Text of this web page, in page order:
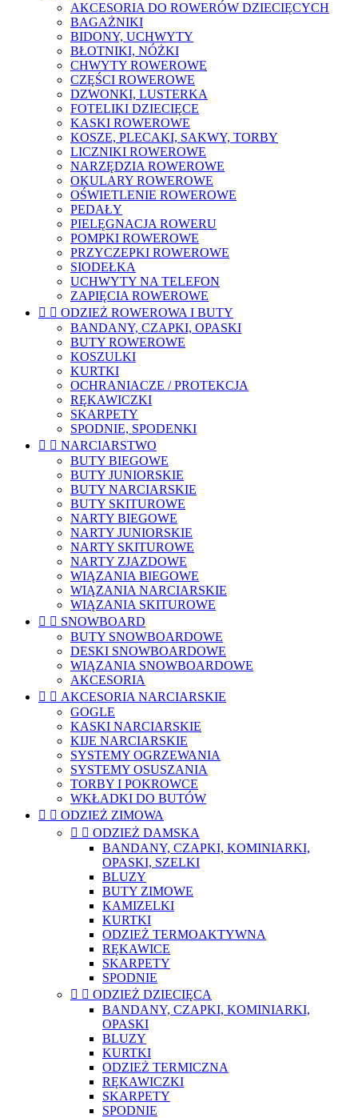
AKCESORIA DO ROWERÓW DZIECIĘCYCH
BAGAŻNIKI
BIDONY, UCHWYTY
BŁOTNIKI, NÓŻKI
CHWYTY ROWEROWE
CZĘŚCI ROWEROWE
DZWONKI, LUSTERKA
FOTELIKI DZIECIĘCE
KASKI ROWEROWE
KOSZE, PLECAKI, SAKWY, TORBY
LICZNIKI ROWEROWE
NARZĘDZIA ROWEROWE
OKULARY ROWEROWE
OŚWIETLENIE ROWEROWE
PEDAŁY
PIELĘGNACJA ROWERU
POMPKI ROWEROWE
PRZYCZEPKI ROWEROWE
SIODEŁKA
UCHWYTY NA TELEFON
ZAPIĘCIA ROWEROWE
  ODZIEŻ ROWEROWA I BUTY
BANDANY, CZAPKI, OPASKI
BUTY ROWEROWE
KOSZULKI
KURTKI
OCHRANIACZE / PROTEKCJA
RĘKAWICZKI
SKARPETY
SPODNIE, SPODENKI
  NARCIARSTWO
BUTY BIEGOWE
BUTY JUNIORSKIE
BUTY NARCIARSKIE
BUTY SKITUROWE
NARTY BIEGOWE
NARTY JUNIORSKIE
NARTY SKITUROWE
NARTY ZJAZDOWE
WIĄZANIA BIEGOWE
WIĄZANIA NARCIARSKIE
WIĄZANIA SKITUROWE
  SNOWBOARD
BUTY SNOWBOARDOWE
DESKI SNOWBOARDOWE
WIĄZANIA SNOWBOARDOWE
AKCESORIA
  AKCESORIA NARCIARSKIE
GOGLE
KASKI NARCIARSKIE
KIJE NARCIARSKIE
SYSTEMY OGRZEWANIA
SYSTEMY OSUSZANIA
TORBY I POKROWCE
WKŁADKI DO BUTÓW
  ODZIEŻ ZIMOWA
  ODZIEŻ DAMSKA
BANDANY, CZAPKI, KOMINIARKI,
OPASKI, SZELKI
BLUZY
BUTY ZIMOWE
KAMIZELKI
KURTKI
ODZIEŻ TERMOAKTYWNA
RĘKAWICE
SKARPETY
SPODNIE
  ODZIEŻ DZIECIĘCA
BANDANY, CZAPKI, KOMINIARKI,
OPASKI
BLUZY
KURTKI
ODZIEŻ TERMICZNA
RĘKAWICZKI
SKARPETY
SPODNIE